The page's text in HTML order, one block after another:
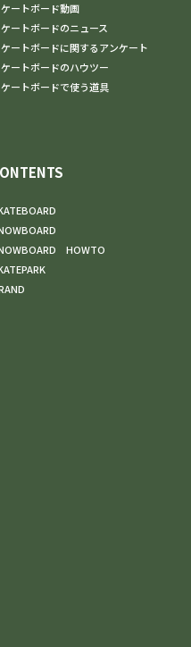
ートボード動画
ートボードのニュース
ートボードに関するアンケート
ートボードのハウツー
ートボードで使う道具
HOWTO